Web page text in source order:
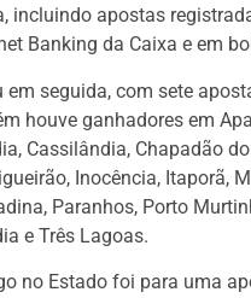
incluindo apostas
Banking da Caixa e em
em seguida, com sete
houve ganhadores em
Cassilândia, Chapadão
Inocência, Itaporã,
Paranhos, Porto
e Três Lagoas.
no Estado foi para uma